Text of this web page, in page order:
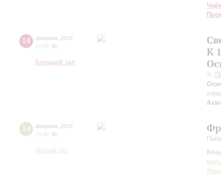
14 февраля 2016
20:00 Вс
Большой зал
К
14 февраля 2016
15:00 Вс
Малый зал